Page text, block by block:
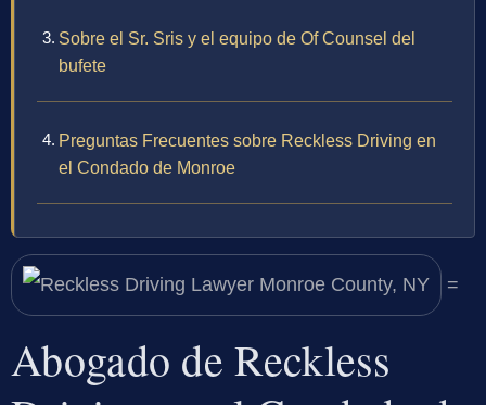
Sobre el Sr. Sris y el equipo de Of Counsel del
bufete
Preguntas Frecuentes sobre Reckless Driving en
el Condado de Monroe
=
Abogado de Reckless